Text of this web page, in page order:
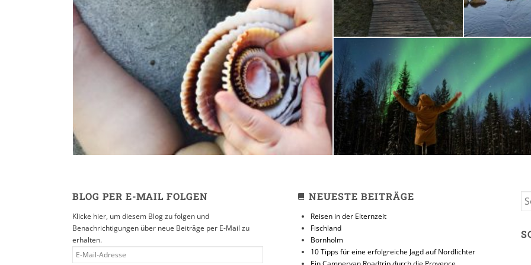
Reisen in der Elternzeit
16. SEPTEMBER 2019
10 Tipps für eine
Jagd auf Nordlichter
31. JANUAR 2018
BLOG PER E-MAIL FOLGEN
Klicke hier, um diesem Blog zu folgen und
Benachrichtigungen über neue Beiträge per E-Mail zu
erhalten.
E-
NEUESTE BEITRÄGE
Reisen in der Elternzeit
Fischland
Bornholm
10 Tipps für eine erfolgreiche Jagd auf Nordlichter